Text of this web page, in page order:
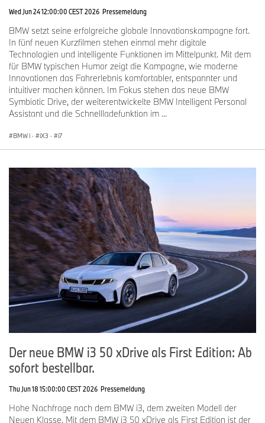
Wed Jun 24 12:00:00 CEST 2026 Pressemeldung
BMW setzt seine erfolgreiche globale Innovationskampagne fort.
In fünf neuen Kurzfilmen stehen einmal mehr digitale
Technologien und intelligente Funktionen im Mittelpunkt. Mit dem
für BMW typischen Humor zeigt die Kampagne, wie moderne
Innovationen das Fahrerlebnis komfortabler, entspannter und
intuitiver machen können. Im Fokus stehen das neue BMW
Symbiotic Drive, der weiterentwickelte BMW Intelligent Personal
Assistant und die Schnellladefunktion im ...
BMW i · iX3 · i7
Der neue BMW i3 50 xDrive als First Edition: Ab
sofort bestellbar.
Thu Jun 18 15:00:00 CEST 2026 Pressemeldung
Hohe Nachfrage nach dem BMW i3, dem zweiten Modell der
Neuen Klasse. Mit dem BMW i3 50 xDrive als First Edition ist der